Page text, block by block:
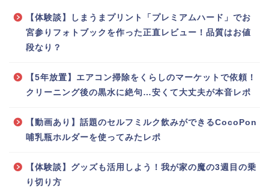
【体験談】しまうまプリント「プレミアムハード」でお
宮参りフォトブックを作った正直レビュー！品質はお値
段なり？
【5年放置】エアコン掃除をくらしのマーケットで依頼！
クリーニング後の黒水に絶句…安くて大丈夫が本音レポ
【動画あり】話題のセルフミルク飲みができるCocoPon
哺乳瓶ホルダーを使ってみたレポ
【体験談】グッズも活用しよう！我が家の魔の3週目の乗
り切り方